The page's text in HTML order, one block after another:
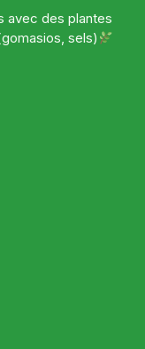
avec des plantes
sels)